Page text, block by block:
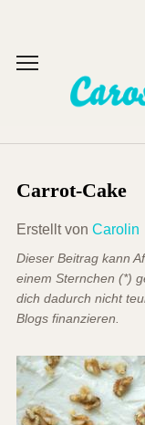
content
Toggle
Carrot-Cake
Erstellt von Carolin
Dieser Beitrag kann
einem Sternchen (*)
dich dadurch nicht
Blogs finanzieren.